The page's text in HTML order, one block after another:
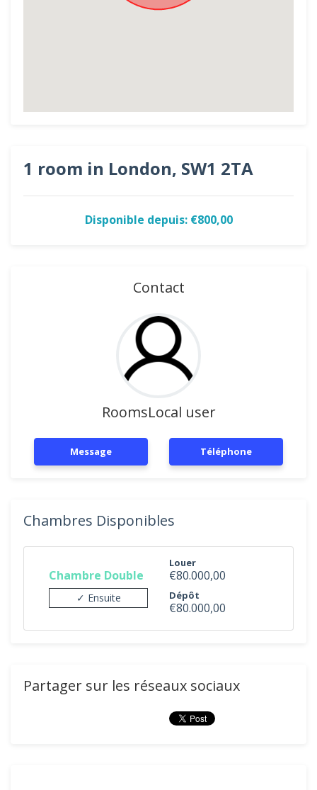
1 room in London, SW1 2TA
Disponible depuis: €800,00
Contact
RoomsLocal user
Message Téléphone
Chambres Disponibles
Chambre Double
✓ Ensuite
Louer
€80.000,00
Dépôt
€80.000,00
Partager sur les réseaux sociaux